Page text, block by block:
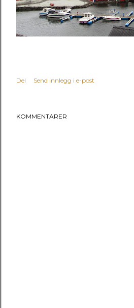
Del Send innlegg i e-post
KOMMENTARER